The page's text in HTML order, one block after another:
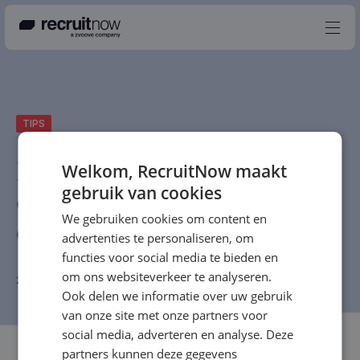
Nederlands
Producten
Partners
Events
Kennisbank
Over ons
Contact
TIPS
Het verschiltussen
digitaliseren,digitalisatie
en
digitaletransformatie
20 mei 2020- RecruitNow Redactie-5 min
Welkom, RecruitNow maakt
gebruik van cookies
We gebruiken cookies om content en
advertenties te personaliseren, om
functies voor social media te bieden en
om ons websiteverkeer te analyseren.
Ook delen we informatie over uw gebruik
van onze site met onze partners voor
social media, adverteren en analyse. Deze
partners kunnen deze gegevens